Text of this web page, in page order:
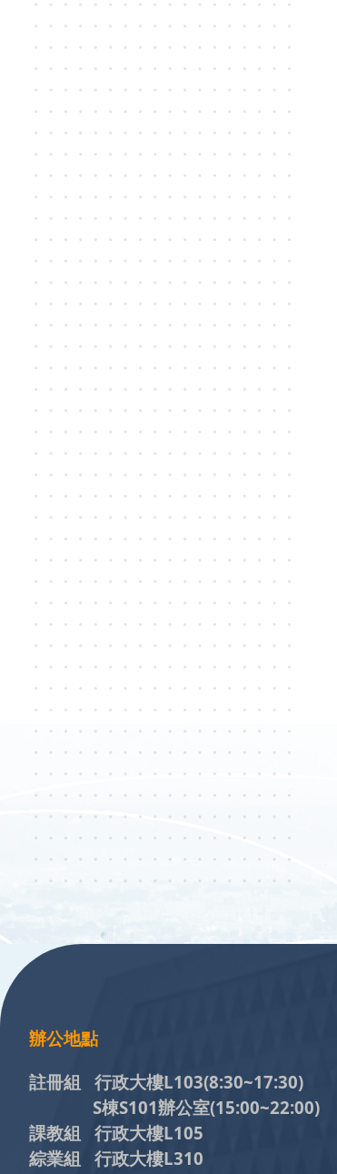
:::
辦公地點
註冊組 行政大樓L103(8:30~17:30)
S棟S101辦公室(15:00~22:00)
課教組 行政大樓L105
綜業組 行政大樓L310